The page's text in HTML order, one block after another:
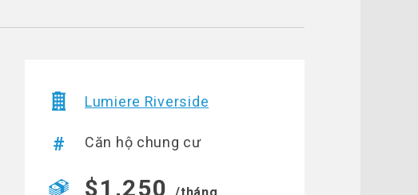
Lumiere Riverside
Căn hộ chung cư
$1,250